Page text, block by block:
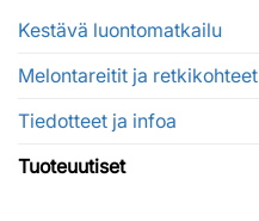
Kestävä luontomatkailu
Melontareitit ja retkikohteet
Tiedotteet ja infoa
Tuoteuutiset